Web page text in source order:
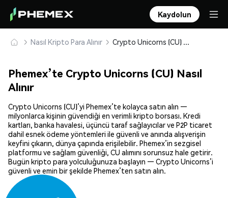
Kaydolun
Nasıl Kripto Para Alınır Crypto Unicorns (CU) Güvenle Satın Alın ve Saklayın
Phemex’te Crypto Unicorns (CU) Nasıl
Alınır
Crypto Unicorns (CU)’yi Phemex’te kolayca satın alın —
milyonlarca kişinin güvendiği en verimli kripto borsası. Kredi
kartları, banka havalesi, üçüncü taraf sağlayıcılar ve P2P ticaret
dahil esnek ödeme yöntemleri ile güvenli ve anında alışverişin
keyfini çıkarın, dünya çapında erişilebilir. Phemex’in sezgisel
platformu ve sağlam güvenliği, CU alımını sorunsuz hale getirir.
Bugün kripto para yolculuğunuza başlayın — Crypto Unicorns’i
güvenli ve emin bir şekilde Phemex’ten satın alın.